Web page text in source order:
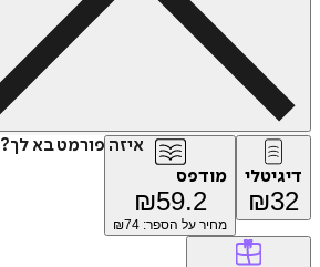
איזה פורמט בא לך?
דיגיטלי
₪32
מודפס
₪59.2
מחיר על הספר: ₪ 74